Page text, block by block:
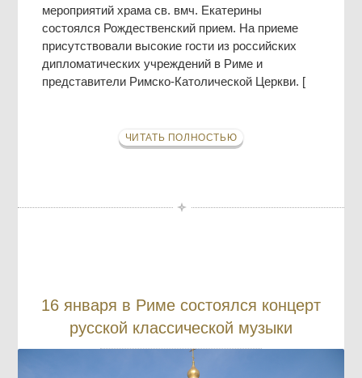
мероприятий храма св. вмч. Екатерины
состоялся Рождественский прием. На приеме
присутствовали высокие гости из российских
дипломатических учреждений в Риме и
представители Римско-Католической Церкви. [
ЧИТАТЬ ПОЛНОСТЬЮ
16 января в Риме состоялся концерт
русской классической музыки